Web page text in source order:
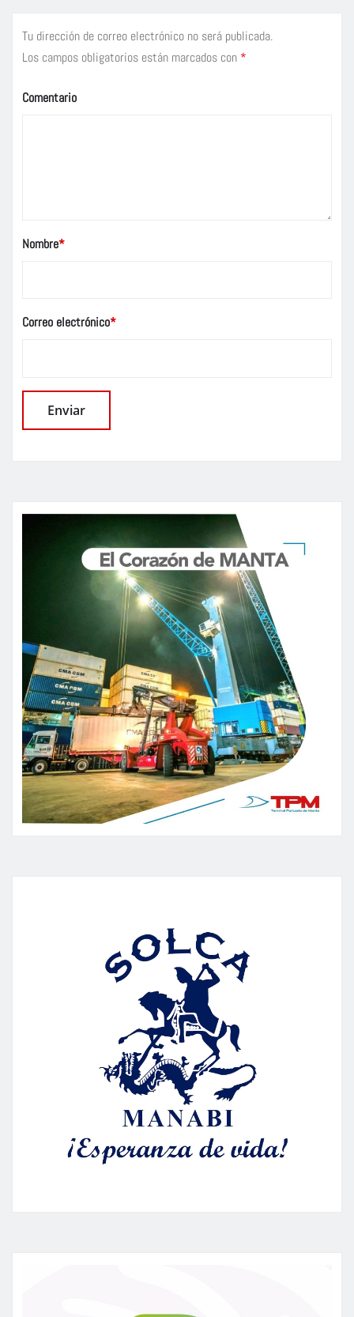
Tu dirección de correo electrónico no será publicada.
Los campos obligatorios están marcados con *
Comentario
Nombre*
Correo electrónico*